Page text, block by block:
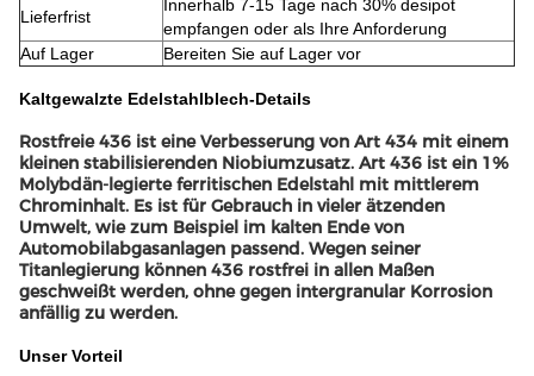
Lieferfrist
Innerhalb 7-15 Tage nach 30% desipot
empfangen oder als Ihre Anforderung
Auf Lager
Bereiten Sie auf Lager vor
Kaltgewalzte Edelstahlblech-Details
Rostfreie 436 ist eine Verbesserung von Art 434 mit einem
kleinen stabilisierenden Niobiumzusatz. Art 436 ist ein 1%
Molybdän-legierte ferritischen Edelstahl mit mittlerem
Chrominhalt. Es ist für Gebrauch in vieler ätzenden
Umwelt, wie zum Beispiel im kalten Ende von
Automobilabgasanlagen passend. Wegen seiner
Titanlegierung können 436 rostfrei in allen Maßen
geschweißt werden, ohne gegen intergranular Korrosion
anfällig zu werden.
Unser Vorteil